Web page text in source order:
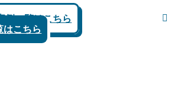
例一覧はこちら
はこちら